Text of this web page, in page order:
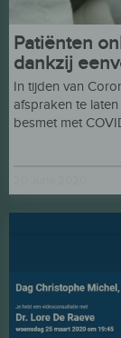
Patiënten
dankzij
In tijden van
afspraken te
besmet met